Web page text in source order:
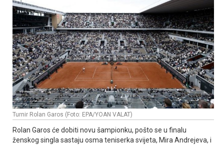
Turnir Rolan Garos (Foto: EPA/YOAN VALAT)
Rolan Garos će dobiti novu šampionku, pošto se u finalu
ženskog singla sastaju osma teniserka svijeta, Mira Andrejeva, i